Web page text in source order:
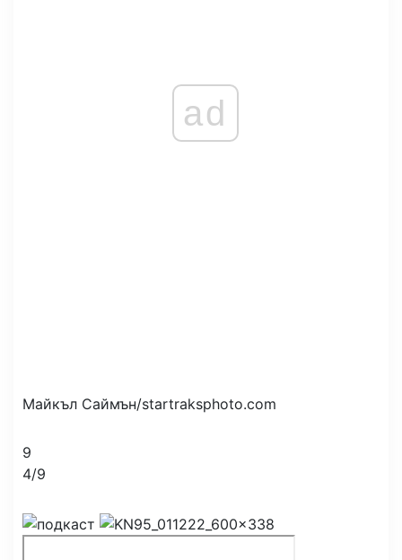
ad
Майкъл Саймън/startraksphoto.com
9
4/9